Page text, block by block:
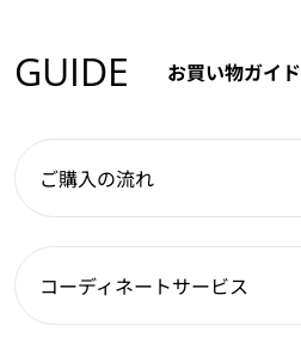
GUIDE お買い物ガイド
ご購入の流れ
コーディネートサービス